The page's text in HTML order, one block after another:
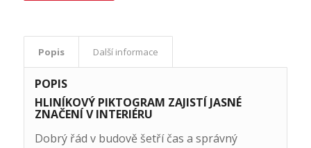
Popis Další informace
POPIS
HLINÍKOVÝ PIKTOGRAM ZAJISTÍ JASNÉ
ZNAČENÍ V INTERIÉRU
Dobrý řád v budově šetří čas a správný